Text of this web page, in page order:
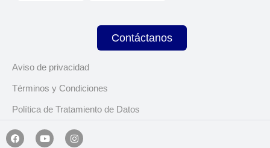
Contáctanos
Aviso de privacidad
Términos y Condiciones
Política de Tratamiento de Datos